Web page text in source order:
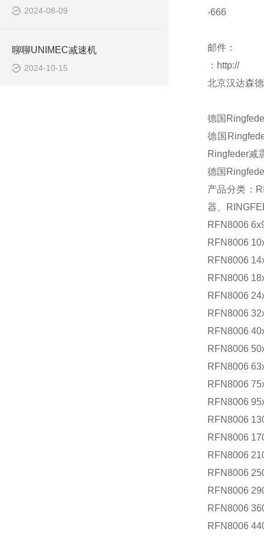
2024-08-09
聊聊UNIMEC减速机
2024-10-15
-666
邮件：
：http://
北京汉达森
德国
德国
Ringfeder减
德国
产品分类：
器、
RFN8006
RFN8006
RFN8006
RFN8006
RFN8006
RFN8006
RFN8006
RFN8006
RFN8006
RFN8006
RFN8006
RFN8006
RFN8006
RFN8006
RFN8006
RFN8006
RFN8006
RFN8006